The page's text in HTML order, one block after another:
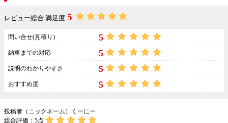
レビュー総合 満足度 5
問い合せ(見積り) 5
納車までの対応 5
説明のわかりやすさ 5
おすすめ度 5
投稿者（ニックネーム）くーにー
総合評価： 5点